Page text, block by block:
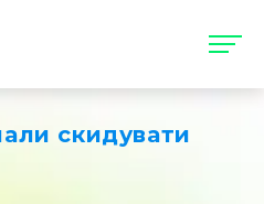
скидувати